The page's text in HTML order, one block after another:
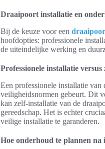
Draaipoort installatie en
Bij de keuze voor een
hoofdopties: professionele
de uiteindelijke werking en
Professionele installatie
Een professionele installatie van
veiligheidsnormen gebeurt. Dit
kan zelf-installatie van de
gereedschap. Het is echter
veilige installatie te garanderen.
Hoe onderhoud te plannen na